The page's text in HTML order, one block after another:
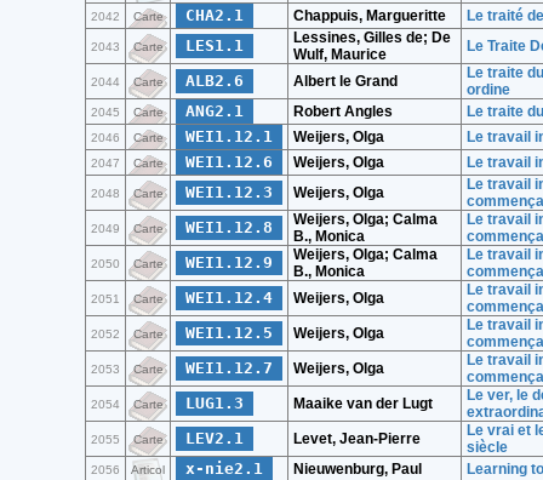
2042 Carte CHA2.1 Chappuis, Margueritte Le traité
2043 Carte LES1.1
Lessines, Gilles de; De
Wulf, Maurice
Le Traite
2044 Carte ALB2.6 Albert le Grand
Le traite
ordine
2045 Carte ANG2.1 Robert Angles Le traite
2046 Carte WEI1.12.1 Weijers, Olga Le travail
2047 Carte WEI1.12.6 Weijers, Olga Le travail
2048 Carte WEI1.12.3 Weijers, Olga
Le travail
2049 Carte WEI1.12.8
Weijers, Olga; Calma
B., Monica
Le travail
2050 Carte WEI1.12.9
Weijers, Olga; Calma
B., Monica
Le travail
2051 Carte WEI1.12.4 Weijers, Olga
Le travail
2052 Carte WEI1.12.5 Weijers, Olga
Le travail
2053 Carte WEI1.12.7 Weijers, Olga
Le travail
2054 Carte LUG1.3 Maaike van der Lugt
Le ver, le
2055 Carte LEV2.1 Levet, Jean-Pierre
Le vrai et
siècle
2056 Articol x-nie2.1 Nieuwenburg, Paul Learning